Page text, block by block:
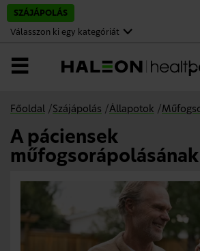
U
SZÁJÁPOLÁS
Válasszon ki egy kategóriát
Menü
Főoldal / Szájápolás /Állapotok /
A páciensek